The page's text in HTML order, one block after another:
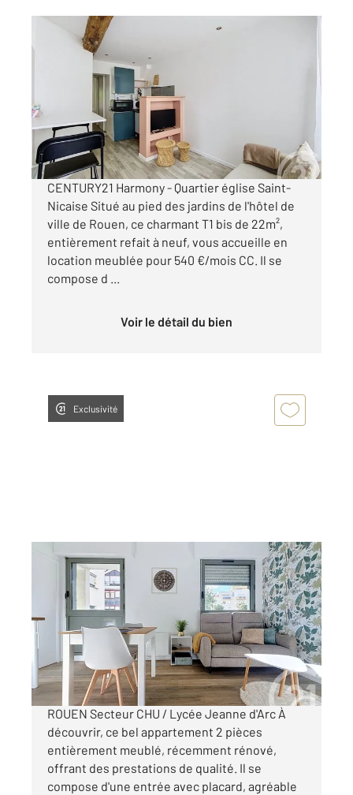
ROUEN 76
22,14 m2, 1 pièce
Ref : 34428
Appartement T1 à louer
540 €
par mois charges comprises
CENTURY21 Harmony - Quartier église Saint-
Nicaise Situé au pied des jardins de l'hôtel de
ville de Rouen, ce charmant T1 bis de 22m²,
entièrement refait à neuf, vous accueille en
location meublée pour 540 €/mois CC. Il se
compose d ...
Voir le détail du bien
Exclusivité
ROUEN 76
31,36 m
2, 2 pièces
Ref : 34466
Appartement à louer
750 €
par mois charges comprises
ROUEN Secteur CHU / Lycée Jeanne d'Arc À
découvrir, ce bel appartement 2 pièces
entièrement meublé, récemment rénové,
offrant des prestations de qualité. Il se
compose d'une entrée avec placard, agréable